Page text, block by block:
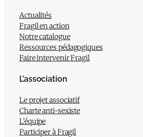
Actualités
Fragil en action
Notre catalogue
Ressources pédagogiques
Faire intervenir Fragil
L’association
Le projet associatif
Charte anti-sexiste
L’équipe
Participer à Fragil